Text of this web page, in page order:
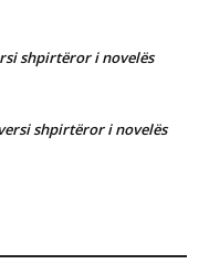
shpirtëror i novelës
shpirtëror i novelës